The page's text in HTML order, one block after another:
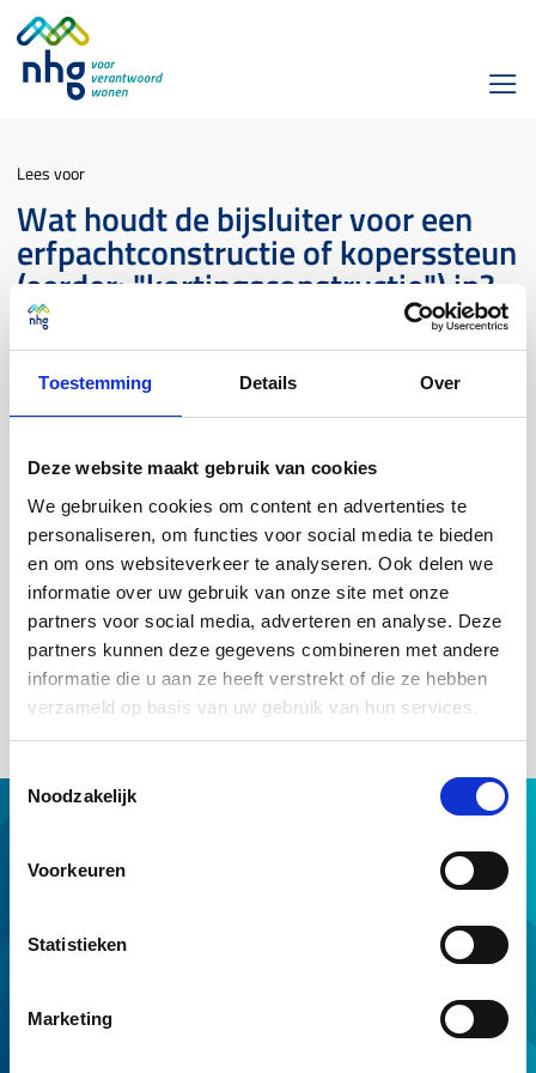
Toestemming Details Over
Deze website maakt gebruik van cookies
We gebruiken cookies om content en advertenties te
personaliseren, om functies voor social media te bieden
en om ons websiteverkeer te analyseren. Ook delen we
informatie over uw gebruik van onze site met onze
partners voor social media, adverteren en analyse. Deze
partners kunnen deze gegevens combineren met andere
informatie die u aan ze heeft verstrekt of die ze hebben
verzameld op basis van uw gebruik van hun services.
Noodzakelijk
Voorkeuren
Statistieken
Marketing
Lees voor
Wat houdt de bijsluiter voor een
erfpachtconstructie of koperssteun
(eerder: "kortingsconstructie") in?
Erfpacht- en koperssteun
worden wat de constructie inhoudt en wat de eventuele
financiële gevolgen zijn bij bijvoorbeeld verkoop van de woning.
De bijsluiter heeft als doel dat consumenten over de juiste
informatie beschikken om weloverwogen een besluit te nemen.
En dat ze weten welke verplichtingen een erfpachtconstructie
of koperssteun (eerder: "kortingsconstructie") met zich
meebrengt. De handleiding voor de bijsluiter kun jehier
downloaden. De bijsluiter moet als vast onderdeel van de
erfpachtconstructie of koperssteun aan de consument worden
verstrekt.
Hulp van NHG
Professionals